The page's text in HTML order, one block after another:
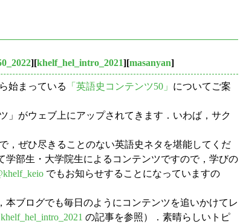
][khelf_hel_intro_2021][masanyan]
始まっている 「英語史コンテンツ50」 についてご案
」がウェブ上にアップされてきます．いわば，サク
，ぜひ尽きることのない英語史ネタを堪能してくだ
部生・大学院生によるコンテンツですので，学びの
でもお知らせすることになっていますの
ブログでも毎日のようにコンテンツを追いかけてレ
khelf_hel_intro_2021 の記事を参照）．素晴らしいトピ